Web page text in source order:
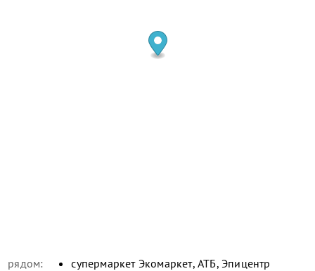
рядом: супермаркет Экомаркет, АТБ, Эпицентр